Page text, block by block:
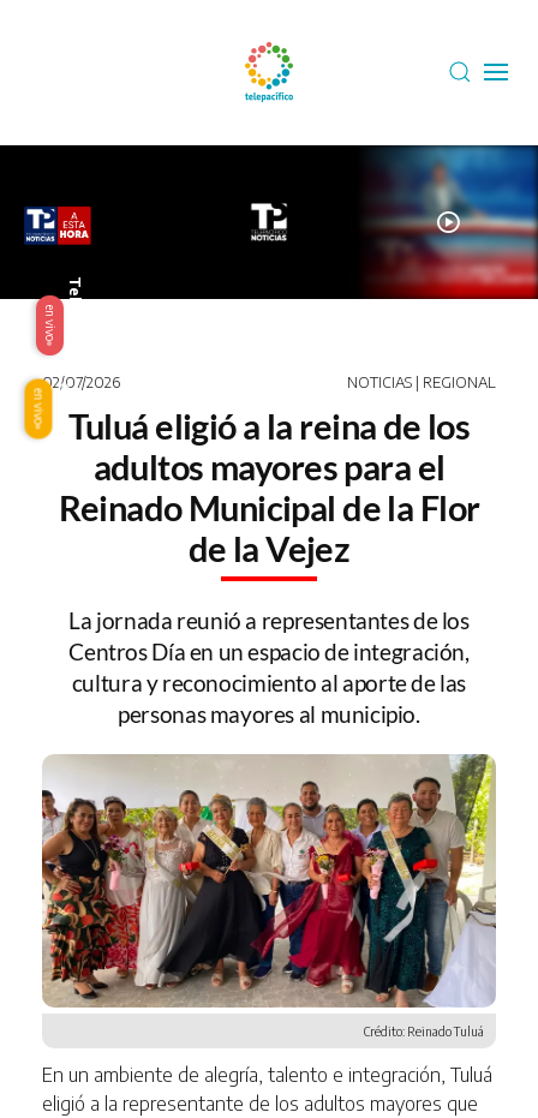
play_circle
02/07/2026 NOTICIAS | REGIONAL
Tuluá eligió a la reina de los
adultos mayores para el
Reinado Municipal de la Flor
de la Vejez
La jornada reunió a representantes de los
Centros Día en un espacio de integración,
cultura y reconocimiento al aporte de las
personas mayores al municipio.
Crédito: Reinado Tuluá
En un ambiente de alegría, talento e integración, Tuluá
eligió a la representante de los adultos mayores que
Telepacífico
en vivo
Origen
en vivo